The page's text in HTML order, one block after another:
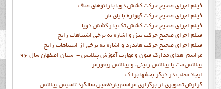
فيلم اجراي صحيح حرکت كشش دوپا با زانوهاي صاف
فيلم اجراي صحيح حرکت گهواره با پاي باز
فيلم اجراي صحيح حرکت کشش تک پا و کشش دوپا
فيلم اجراي صحيح حرکت تيزرو اشاره به برخي اشتباهات رايج
فيلم اجراي صحيح حرکت هاندرد و اشاره به برخي از اشتباهات رايج
مراسم اهدای مدارک فنون و مهارت آموزش پیلاتس - استان اصفهان سال 96
پیلاتس مت یا پیلاتس زمینی، و پیلاتس ریفورمر
ايجاد مطلب در ديگر بخشها برا ک
گزارش تصويري از برگزاري مراسم يازدهمين سالگرد تاسيس پيلاتس